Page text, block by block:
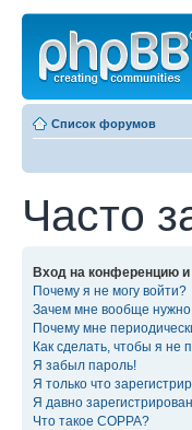
Список форумов
Часто
Вход на конференцию и
Почему я не могу войти?
Зачем мне вообще нужно
Почему мне
Как сделать, чтобы я не
Я забыл пароль!
Я только что
Я давно
Что такое COPPA?